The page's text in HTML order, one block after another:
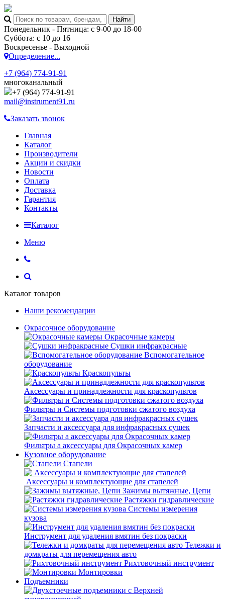
Понедельник - Пятница: с 9-00 до 18-00
Суббота: с 10 до 16
Воскресенье - Выходной
Определение...
+7 (964) 774-91-91
многоканальный
+7 (964) 774-91-91
mail@instrument91.ru
Заказать звонок
Главная
Каталог
Производители
Акции и скидки
Новости
Оплата
Доставка
Гарантия
Контакты
Каталог
Меню
Каталог товаров
Наши рекомендации
Окрасочное оборудование
Окрасочные камеры
Сушки инфракрасные
Вспомогательное
оборудование
Краскопульты
Аксессуары и принадлежности для краскопультов
Фильтры и Системы подготовки сжатого воздуха
Запчасти и аксессуара для инфракрасных сушек
Фильтры а аксессуары для Окрасочных камер
Кузовное оборудование
Стапели
Аксессуары и комплектующие для стапелей
Зажимы вытяжные, Цепи
Растяжки гидравлические
Системы измерения
кузова
Инструмент для удаления вмятин без покраски
Тележки и
домкраты для перемещения авто
Рихтовочный инструмент
Монтировки
Подъемники